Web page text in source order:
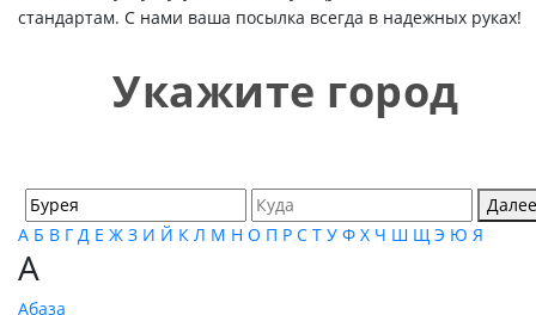
стандартам. С нами ваша посылка всегда в надежных руках!
Укажите город
Далее
А Б В Г Д Е Ж З И Й К Л М Н О П Р С Т У Ф Х Ч Ш Щ Э Ю Я
А
Абаза